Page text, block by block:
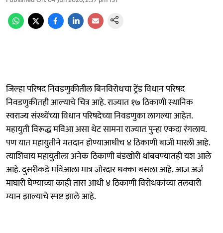
जिल्हा परिषद निवडणुकीतील बिनविरोधचा ट्रेंड विधान परिषद
निवडणुकीतही आल्याचे चित्र आहे. राज्यात १७ ठिकाणी स्थानिक
स्वराज्य संस्थ्येंच्या विधान परिषदेच्या निवडणुका लागल्या आहेत.
महायुती विरूद्ध मविआ असा थेट सामना राज्यात पुन्हा एकदा रंगलाय.
पण यात महायुतीने मतदान होण्याआधीच ४ ठिकाणी बाजी मारली आहे.
त्याशिवाय महायुतीला अनेक ठिकाणी बंडखोरी थांबवण्यातही यश आले
आहे. दुसरीकडे मविआला मात्र जोरदार धक्का बसला आहे. आज अर्ज
माघारी घेण्याच्या काही तास आधी ४ ठिकाणी विरोधकांच्या तलवारी
म्यान झाल्याचे स्पष्ट झाले आहे.